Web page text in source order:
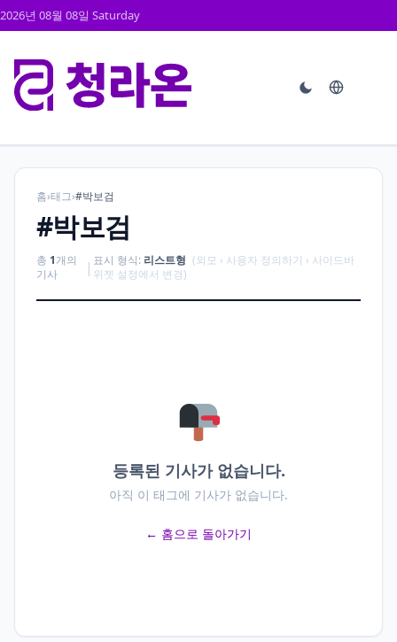
2026년 08월 08일 Saturday
홈›태그›#박보검
#박보검
총 1개의
기사
| 표시 형식: 리스트형 (외모 › 사용자 정의하기 › 사이드바
위젯 설정에서 변경)
등록된 기사가 없습니다.
아직 이 태그에 기사가 없습니다.
← 홈으로 돌아가기